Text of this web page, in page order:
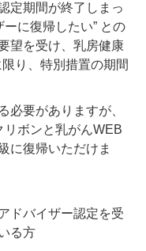
定期間が終了しまっ
に復帰したい” との
望を受け、乳房健康
り、特別措置の期間
必要がありますが、
ボンと乳がんWEB
に復帰いただけま
ドバイザー認定を受
る方